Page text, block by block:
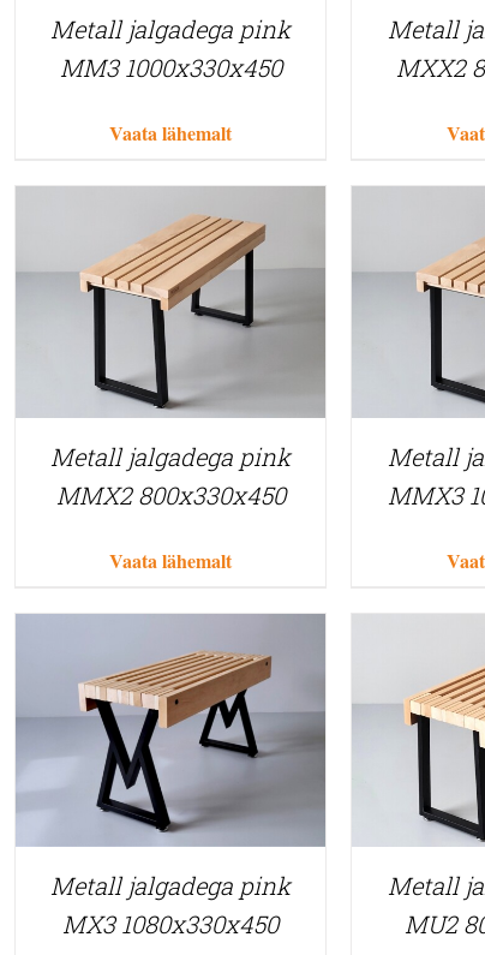
Metall jalgadega pink
MM3 1000x330x450
Vaata lähemalt
Metall
MXX2
Metall jalgadega pink
MMX2 800x330x450
Vaata lähemalt
Metall
MMX3
Metall jalgadega pink
MX3 1080x330x450
Metall
MU2